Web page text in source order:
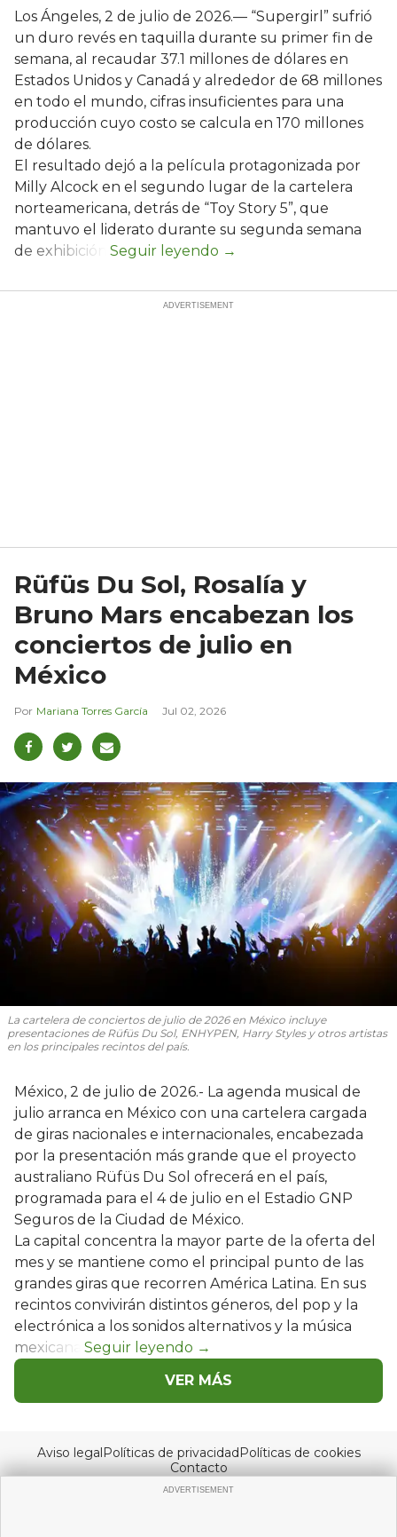
Los Ángeles, 2 de julio de 2026.— “Supergirl” sufrió
un duro revés en taquilla durante su primer fin de
semana, al recaudar 37.1 millones de dólares en
Estados Unidos y Canadá y alrededor de 68 millones
en todo el mundo, cifras insuficientes para una
producción cuyo costo se calcula en 170 millones
de dólares.
El resultado dejó a la película protagonizada por
Milly Alcock en el segundo lugar de la cartelera
norteamericana, detrás de “Toy Story 5”, que
mantuvo el liderato durante su segunda semana
de exhibición.
Rüfüs Du Sol, Rosalía y
Bruno Mars encabezan los
conciertos de julio en
México
Mariana Torres García Jul 02, 2026
La cartelera de conciertos de julio de 2026 en México incluye
presentaciones de Rüfüs Du Sol, ENHYPEN, Harry Styles y otros artistas
en los principales recintos del país.
México, 2 de julio de 2026.- La agenda musical de
julio arranca en México con una cartelera cargada
de giras nacionales e internacionales, encabezada
por la presentación más grande que el proyecto
australiano Rüfüs Du Sol ofrecerá en el país,
programada para el 4 de julio en el Estadio GNP
Seguros de la Ciudad de México.
La capital concentra la mayor parte de la oferta del
mes y se mantiene como el principal punto de las
grandes giras que recorren América Latina. En sus
recintos convivirán distintos géneros, del pop y la
electrónica a los sonidos alternativos y la música
mexicana.
VER MÁS
Aviso legalPolíticas de privacidadPolíticas de cookies
Contacto